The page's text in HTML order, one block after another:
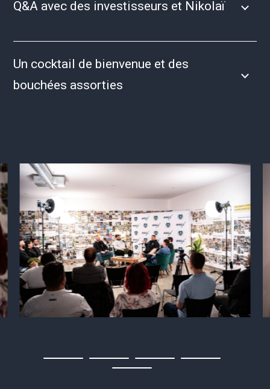
Q&A avec des investisseurs et Nikolaï
Un cocktail de bienvenue et des
bouchées assorties